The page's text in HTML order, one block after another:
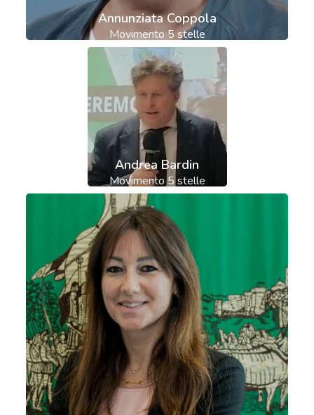
Annunziata Coppola
Movimento 5 stelle
Andrea Bardin
Movimento 5 stelle